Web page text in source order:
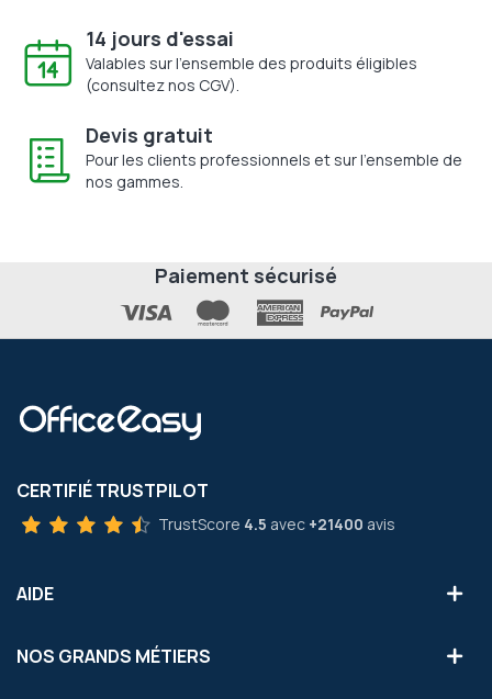
14 jours d'essai
Valables sur l'ensemble des produits éligibles
(consultez nos CGV).
Devis gratuit
Pour les clients professionnels et sur l'ensemble de
nos gammes.
Paiement sécurisé
CERTIFIÉ TRUSTPILOT
TrustScore 4.5 avec +21400 avis
AIDE
NOS GRANDS MÉTIERS